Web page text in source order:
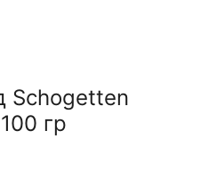
Schogetten
гр